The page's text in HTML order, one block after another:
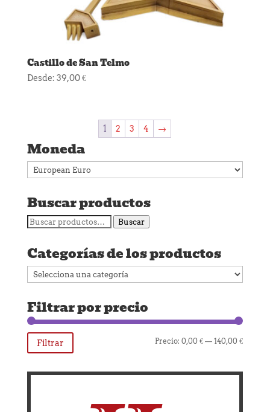
Castillo de San Telmo
Desde: 39,00€
1 2 3 4 →
Moneda
Buscar productos
Buscar
Buscar
Categorías de los productos
Filtrar por precio
Precio
Precio
Filtrar Precio:0,00 € —140,00 €